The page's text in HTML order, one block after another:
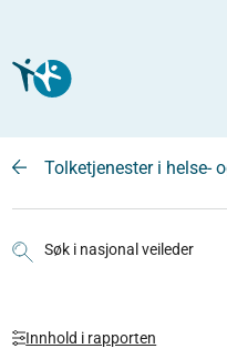
Tolketjenester i helse-
Søk i nasjonal veileder
Innhold i rapporten